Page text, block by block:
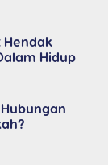
Hendak
Hidup